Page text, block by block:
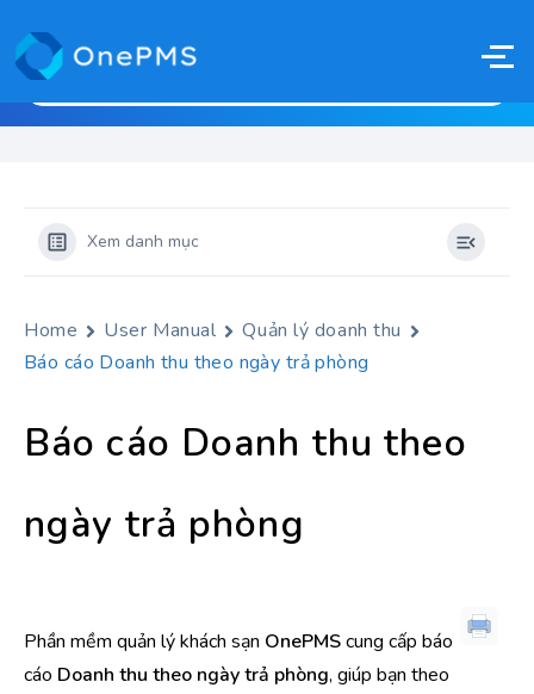
Xem danh mục
Home User Manual
Quản lý doanh thu
Báo cáo Doanh thu theo ngày trả phòng
Báo cáo Doanh thu theo
ngày trả phòng
Phần mềm quản lý khách sạn OnePMScung cấp báo
cáo Doanh thu theo ngày trả phòng, giúp bạn theo